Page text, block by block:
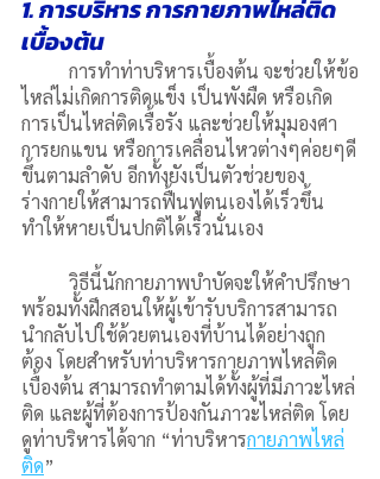
1. การบริหาร การกายภาพไหล่ติด
เบื้องต้น
ไหล่ไม่เกิดการติดแข็ง เป็นพังผืด หรือเกิด
การเป็นไหล่ติดเรื้อรัง และช่วยให้มุมองศา
การยกแขน หรือการเคลื่อนไหวต่างๆค่อยๆดี
ขึ้นตามลำดับ อีกทั้งยังเป็นตัวช่วยของ
ร่างกายให้สามารถฟื้นฟูตนเองได้เร็วขึ้น
ทำให้หายเป็นปกติได้เร็วนั่นเอง
พร้อมทั้งฝึกสอนให้ผู้เข้ารับบริการสามารถ
นำกลับไปใช้ด้วยตนเองที่บ้านได้อย่างถูก
ต้อง โดยสำหรับท่าบริหารกายภาพไหล่ติด
เบื้องต้น สามารถทำตามได้ทั้งผู้ที่มีภาวะไหล่
ติด และผู้ที่ต้องการป้องกันภาวะไหล่ติด โดย
ดูท่าบริหารได้จาก “ท่าบริหารกายภาพไหล่
ติด”